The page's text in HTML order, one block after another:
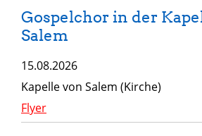
Gospelchor in der
Salem
15.08.2026
Kapelle von Salem (Kirche)
Flyer